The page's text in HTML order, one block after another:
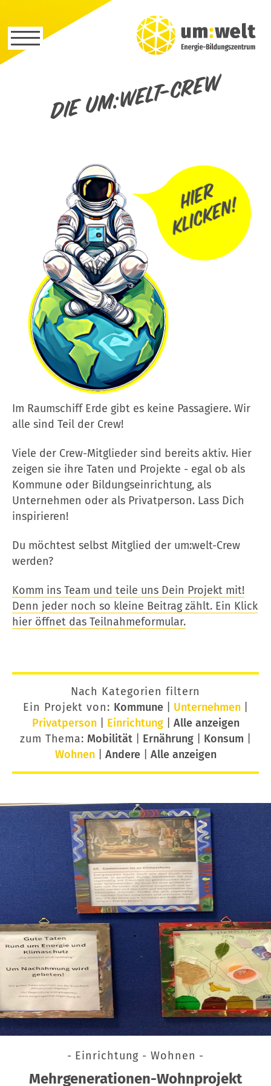
Die um:welt-Crew
Im Raumschiff Erde gibt es keine Passagiere. Wir
alle sind Teil der Crew!
Viele der Crew-Mitglieder sind bereits aktiv. Hier
zeigen sie ihre Taten und Projekte - egal ob als
Kommune oder Bildungseinrichtung, als
Unternehmen oder als Privatperson. Lass Dich
inspirieren!
Du möchtest selbst Mitglied der um:welt-Crew
werden?
Komm ins Team und teile uns Dein Projekt mit!
Denn jeder noch so kleine Beitrag zählt. Ein Klick
hier öffnet das Teilnahmeformular.
Nach Kategorien filtern
Ein Projekt von: Kommune| Unternehmen|
Privatperson| Einrichtung| Alle anzeigen
zum Thema: Mobilität Ernährung Konsum
Wohnen| Andere| Alle anzeigen
- Einrichtung - Wohnen -
Mehrgenerationen-Wohnprojekt